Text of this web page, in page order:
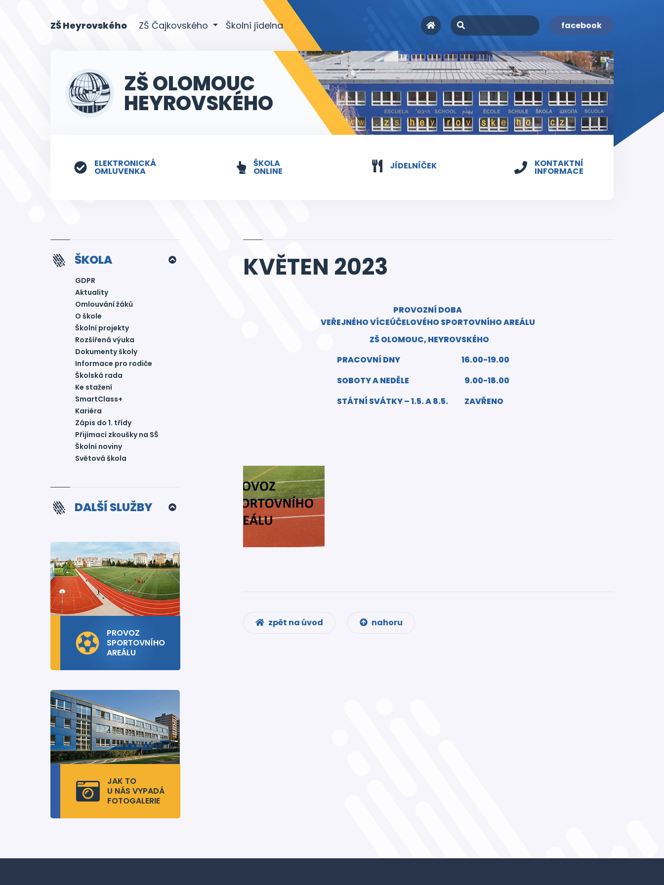
ZŠ Heyrovského(current)
ZŠ Čajkovského Školní jídelna facebook
ZŠ OLOMOUC
HEYROVSKÉHO
ELEKTRONICKÁ
OMLUVENKA
ŠKOLA
ONLINE JÍDELNÍČEK KONTAKTNÍ
INFORMACE
ŠKOLA
GDPR
Aktuality
Omlouvání žáků
O škole
Školní projekty
Rozšířená výuka
Dokumenty školy
Informace pro rodiče
Školská rada
Ke stažení
SmartClass+
Kariéra
Zápis do 1. třídy
Přijímací zkoušky na SŠ
Školní noviny
Světová škola
DALŠÍ SLUŽBY
PROVOZ
SPORTOVNÍHO
AREÁLU
JAK TO
U NÁS VYPADÁ
FOTOGALERIE
KVĚTEN 2023
PROVOZNÍ DOBA
VEŘEJNÉHO VÍCEÚČELOVÉHO SPORTOVNÍHO AREÁLU
ZŠ OLOMOUC, HEYROVSKÉHO
PRACOVNÍ DNY
16.00-19.00
SOBOTY A NEDĚLE
9.00-18.00
STÁTNÍ SVÁTKY – 1.5. A 8.5.
ZAVŘENO
zpět na úvod nahoru